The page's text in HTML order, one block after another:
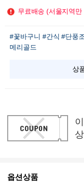
무료배송 (서울지역
#꽃바구니 #간식 #단풍
메리골드
상
옵션상품